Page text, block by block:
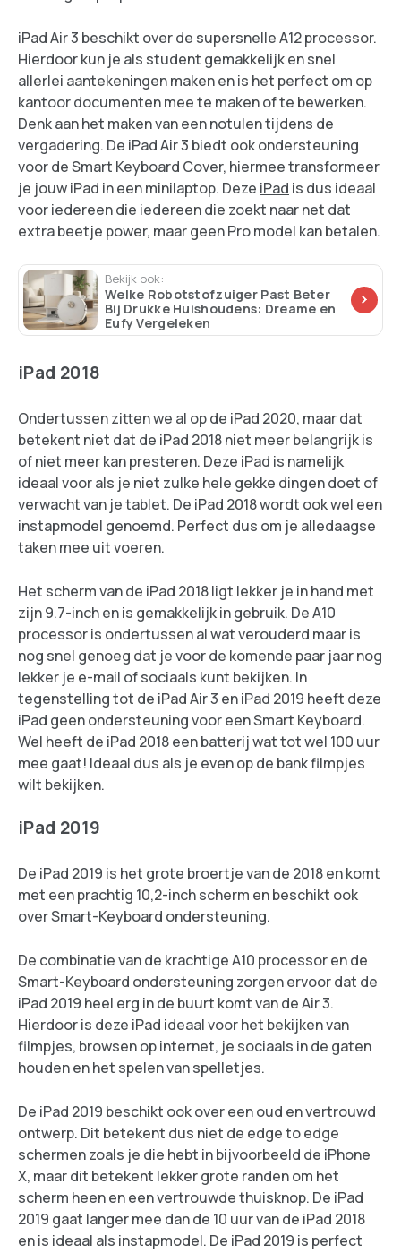
iPad Air 3 beschikt over de supersnelle A12 processor.
Hierdoor kun je als student gemakkelijk en snel
allerlei aantekeningen maken en is het perfect om op
kantoor documenten mee te maken of te bewerken.
Denk aan het maken van een notulen tijdens de
vergadering. De iPad Air 3 biedt ook ondersteuning
voor de Smart Keyboard Cover, hiermee transformeer
je jouw iPad in een minilaptop. Deze iPad is dus ideaal
voor iedereen die iedereen die zoekt naar net dat
extra beetje power, maar geen Pro model kan betalen.
Bekijk ook:
Welke Robotstofzuiger Past Beter
Bij Drukke Huishoudens: Dreame en
Eufy Vergeleken
iPad 2018
Ondertussen zitten we al op de iPad 2020, maar dat
betekent niet dat de iPad 2018 niet meer belangrijk is
of niet meer kan presteren. Deze iPad is namelijk
ideaal voor als je niet zulke hele gekke dingen doet of
verwacht van je tablet. De iPad 2018 wordt ook wel een
instapmodel genoemd. Perfect dus om je alledaagse
taken mee uit voeren.
Het scherm van de iPad 2018 ligt lekker je in hand met
zijn 9.7-inch en is gemakkelijk in gebruik. De A10
processor is ondertussen al wat verouderd maar is
nog snel genoeg dat je voor de komende paar jaar nog
lekker je e-mail of sociaals kunt bekijken. In
tegenstelling tot de iPad Air 3 en iPad 2019 heeft deze
iPad geen ondersteuning voor een Smart Keyboard.
Wel heeft de iPad 2018 een batterij wat tot wel 100 uur
mee gaat! Ideaal dus als je even op de bank filmpjes
wilt bekijken.
iPad 2019
De iPad 2019 is het grote broertje van de 2018 en komt
met een prachtig 10,2-inch scherm en beschikt ook
over Smart-Keyboard ondersteuning.
De combinatie van de krachtige A10 processor en de
Smart-Keyboard ondersteuning zorgen ervoor dat de
iPad 2019 heel erg in de buurt komt van de Air 3.
Hierdoor is deze iPad ideaal voor het bekijken van
filmpjes, browsen op internet, je sociaals in de gaten
houden en het spelen van spelletjes.
De iPad 2019 beschikt ook over een oud en vertrouwd
ontwerp. Dit betekent dus niet de edge to edge
schermen zoals je die hebt in bijvoorbeeld de iPhone
X, maar dit betekent lekker grote randen om het
scherm heen en een vertrouwde thuisknop. De iPad
2019 gaat langer mee dan de 10 uur van de iPad 2018
en is ideaal als instapmodel. De iPad 2019 is perfect